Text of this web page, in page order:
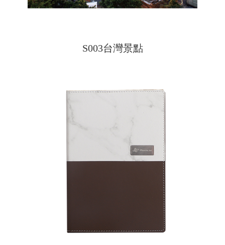
S003台灣景點